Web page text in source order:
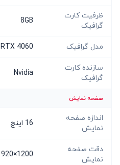
ظرفیت کارت
گرافیک
8GB
مدل گرافیک RTX 4060
سازنده کارت
گرافیک
Nvidia
صفحه نمایش
اندازه صفحه
نمایش
16 اینچ
دقت صفحه
نمایش
1200×1920